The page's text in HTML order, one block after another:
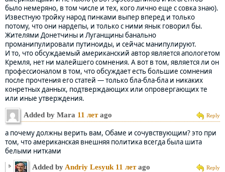
было немеряно, в том числе и тех, кого лично еще с совка знаю).
Известную тройку народ пинками выпер вперед и только
потому, что они нардепы, и только с ними янык говорил бы.
Жителями Донетчины и Луганщины банально
проманипулировали путиноиды, и сейчас манипулируют.
И то, что обсуждаемый американский автор является апологетом
Кремля, нет ни малейшего сомнения. А вот в том, является ли он
профессионалом в том, что обсуждает есть большие сомнения
после прочтения его статей — только бла-бла-бла и никаких
конретных данных, подтверждающих или опровергающих те
или иные утверждения.
Reply
Added by Mara 11 летago
а почему должны верить вам, Обаме и сочувствующим? это при
том, что американская внешняя политика всегда была шита
белыми нитками
Reply
Added byAndriy Lesyuk 11 летago